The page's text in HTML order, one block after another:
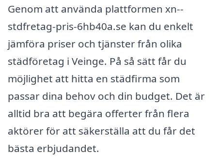
Genom att använda plattformen xn--
stdfretag-pris-6hb40a.se kan du enkelt
jämföra priser och tjänster från olika
städföretag i Veinge. På så sätt får du
möjlighet att hitta en städfirma som
passar dina behov och din budget. Det är
alltid bra att begära offerter från flera
aktörer för att säkerställa att du får det
bästa erbjudandet.